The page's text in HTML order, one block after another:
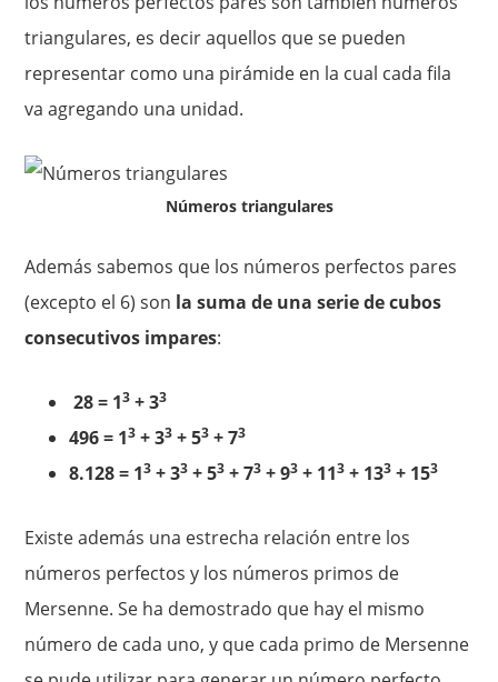
triangulares, es decir aquellos que se pueden
representar como una pirámide en la cual cada fila
va agregando una unidad.
Números triangulares
Además sabemos que los números perfectos pares
(excepto el 6) son la suma de una serie de cubos
consecutivos impares:
28 = 13 + 33
496 = 13 + 33 + 53 + 73
8.128 = 13 + 33 + 53 + 73 + 93 + 113 + 133 + 153
Existe además una estrecha relación entre los
números perfectos y los números primos de
Mersenne. Se ha demostrado que hay el mismo
número de cada uno, y que cada primo de Mersenne